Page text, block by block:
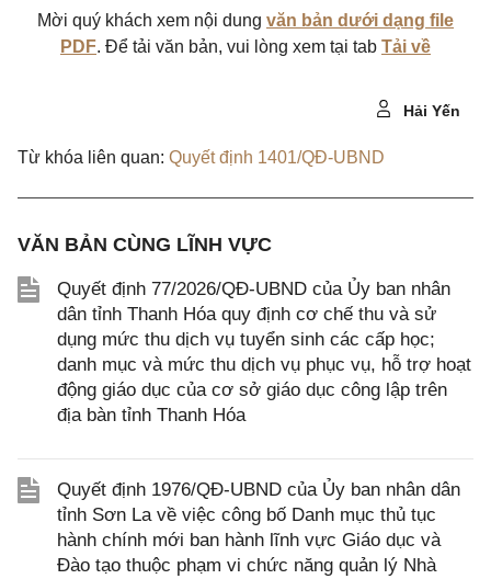
Mời quý khách xem nội dung văn bản dưới dạng file
PDF. Để tải văn bản, vui lòng xem tại tab Tải về
Hải Yến
Từ khóa liên quan: Quyết định 1401/QĐ-UBND
VĂN BẢN CÙNG LĨNH VỰC
Quyết định 77/2026/QĐ-UBND của Ủy ban nhân
dân tỉnh Thanh Hóa quy định cơ chế thu và sử
dụng mức thu dịch vụ tuyển sinh các cấp học;
danh mục và mức thu dịch vụ phục vụ, hỗ trợ hoạt
động giáo dục của cơ sở giáo dục công lập trên
địa bàn tỉnh Thanh Hóa
Quyết định 1976/QĐ-UBND của Ủy ban nhân dân
tỉnh Sơn La về việc công bố Danh mục thủ tục
hành chính mới ban hành lĩnh vực Giáo dục và
Đào tạo thuộc phạm vi chức năng quản lý Nhà